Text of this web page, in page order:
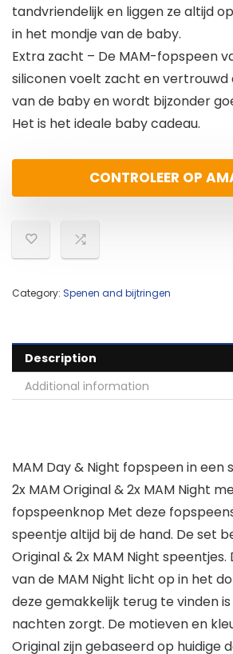
tandvriendelijk en liggen ze altijd
in het mondje van de baby.
Extra zacht – De MAM-fopspeen
siliconen voelt zacht en vertrouwd
van de baby en wordt bijzonder
Het is het ideale baby cadeau.
CONTROLEER OP
Category: Spenen and bijtringen
Description
Additional information
MAM Day & Night fopspeen in een
2x MAM Original & 2x MAM Night
fopspeenknop Met deze
speentje altijd bij de hand. De set
Original & 2x MAM Night
van de MAM Night licht op in het
deze gemakkelijk terug te vinden
nachten zorgt. De motieven en
Original zijn gebaseerd op huidige